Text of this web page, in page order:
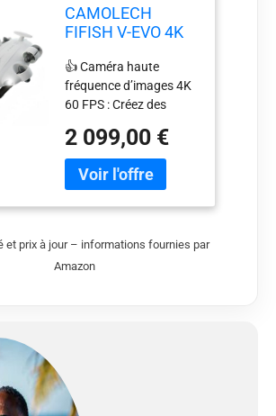
CAMOLECH
FIFISH V-EVO 4K
marine avec bras
robotisé AI Vision
Lock 360°
Mouvement
omnidirectionnel
100M Plongée
sous-marine ROV
(Ajouter bras
👍 Caméra haute
fréquence d’images 4K
60 FPS : Créez des
de merveilleux
moments sous-marins
avec le système de
prises de vue de classe
facilité et une fluidité
goutte d'eau du FIFISH
V-EVO garantit une
2 099,00 €
et prix à jour – informations fournies par
Amazon